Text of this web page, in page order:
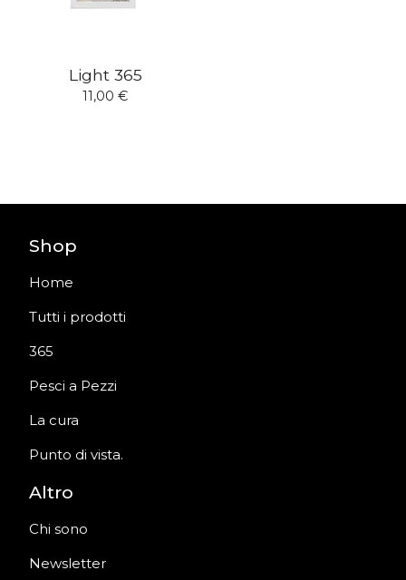
Light 365
11,00 €
Shop
Home
Tutti i prodotti
365
Pesci a Pezzi
La cura
Punto di vista.
Altro
Chi sono
Newsletter